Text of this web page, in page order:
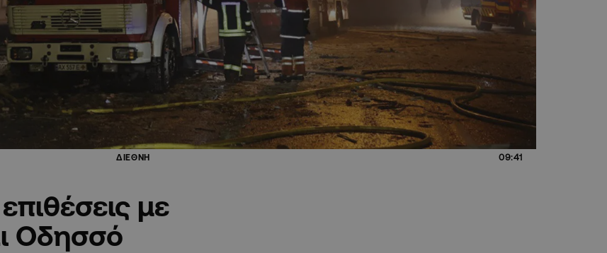
ΔΙΕΘΝΗ 09:41
με
Οδησσό